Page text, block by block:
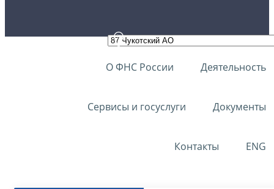
О ФНС России Деятельность
Сервисы и госуслуги Документы
Контакты ENG